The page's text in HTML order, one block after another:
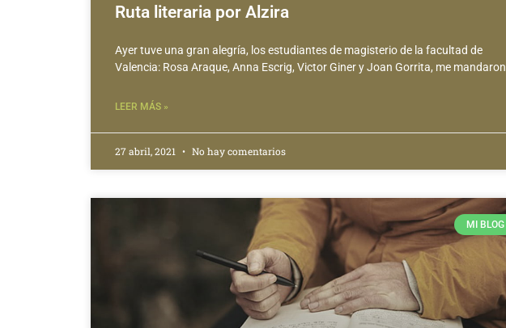
Ruta literaria por Alzira
Ayer tuve una gran alegría, los estudiantes de magisterio de la facultad de
Valencia: Rosa Araque, Anna Escrig, Victor Giner y Joan Gorrita, me mandaron
LEER MÁS »
27 abril, 2021 No hay comentarios
MI BLOG